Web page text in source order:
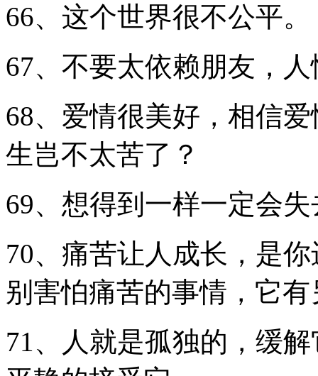
66、这个世界很不公平。
67、不要太依赖朋友，
68、爱情很美好，相信
生岂不太苦了？
69、想得到一样一定会
70、痛苦让人成长，是
别害怕痛苦的事情，它
71、人就是孤独的，缓